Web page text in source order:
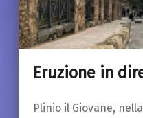
Eruzione in
Plinio il Giovane,
18 Marzo 2019